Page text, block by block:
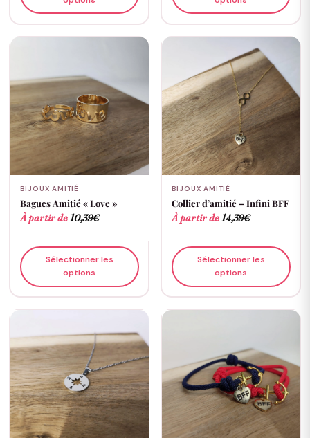
BIJOUX AMITIÉ
Bagues Amitié « Love »
À partir de10,39€
Sélectionner les
options
BIJOUX AMITIÉ
Collier d’amitié – Infini BFF
À partir de14,39€
Sélectionner les
options